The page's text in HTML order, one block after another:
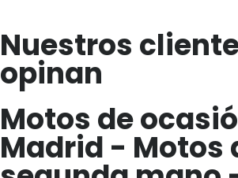
Nuestros
opinan
Motos de
Madrid - Motos